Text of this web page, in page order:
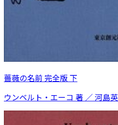
薔薇の名前 完全版 下
ウンベルト・エーコ 著 ／ 河島